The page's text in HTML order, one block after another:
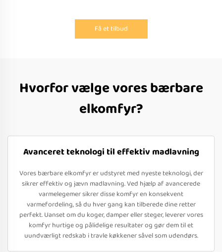
Få et tilbud
Hvorfor vælge vores bærbare
elkomfyr?
Avanceret teknologi til effektiv madlavning
Vores bærbare elkomfyr er udstyret med nyeste teknologi, der
sikrer effektiv og jævn madlavning. Ved hjælp af avancerede
varmelegemer sikrer disse komfyr en konsekvent
varmefordeling, så du hver gang kan tilberede dine retter
perfekt. Uanset om du koger, damper eller steger, leverer vores
komfyr hurtige og pålidelige resultater og gør dem til et
uundværligt redskab i travle køkkener såvel som udendørs.